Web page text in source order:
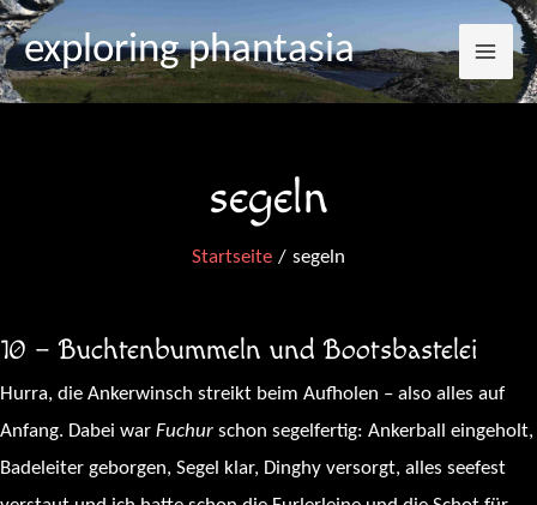
Zum
Inhalt
springen
exploring phantasia
segeln
Startseite segeln
10 – Buchtenbummeln und Bootsbastelei
Hurra, die Ankerwinsch streikt beim Aufholen – also alles auf
Anfang. Dabei war Fuchur schon segelfertig: Ankerball eingeholt,
Badeleiter geborgen, Segel klar, Dinghy versorgt, alles seefest